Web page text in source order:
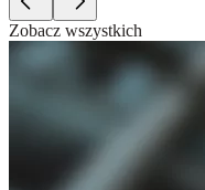
Zobacz wszystkich